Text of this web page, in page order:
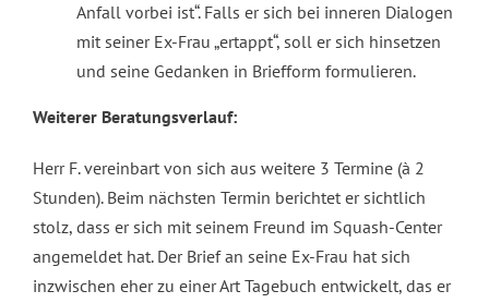
Anfall vorbei ist“. Falls er sich bei inneren Dialogen
mit seiner Ex-Frau „ertappt“, soll er sich hinsetzen
und seine Gedanken in Briefform formulieren.
Weiterer Beratungsverlauf:
Herr F. vereinbart von sich aus weitere 3 Termine (à 2
Stunden). Beim nächsten Termin berichtet er sichtlich
stolz, dass er sich mit seinem Freund im Squash-Center
angemeldet hat. Der Brief an seine Ex-Frau hat sich
inzwischen eher zu einer Art Tagebuch entwickelt, das er